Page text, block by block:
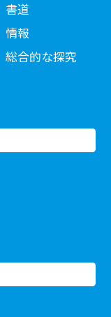
書道
情報
総合的な探究